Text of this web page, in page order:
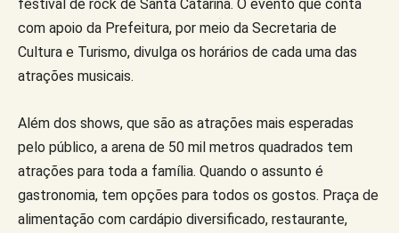
festival de rock de Santa Catarina. O evento que conta
com apoio da Prefeitura, por meio da Secretaria de
Cultura e Turismo, divulga os horários de cada uma das
atrações musicais.
Além dos shows, que são as atrações mais esperadas
pelo público, a arena de 50 mil metros quadrados tem
atrações para toda a família. Quando o assunto é
gastronomia, tem opções para todos os gostos. Praça de
alimentação com cardápio diversificado, restaurante,